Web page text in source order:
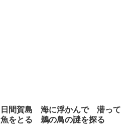
日間賀島 海に浮かんで 潜って
魚をとる 鵜の鳥の謎を探る